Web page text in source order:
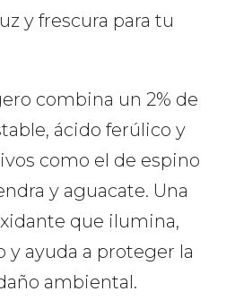
y frescura para tu
combina un 2% de
ácido ferúlico y
como el de espino
y aguacate. Una
que ilumina,
y ayuda a proteger la
ambiental.